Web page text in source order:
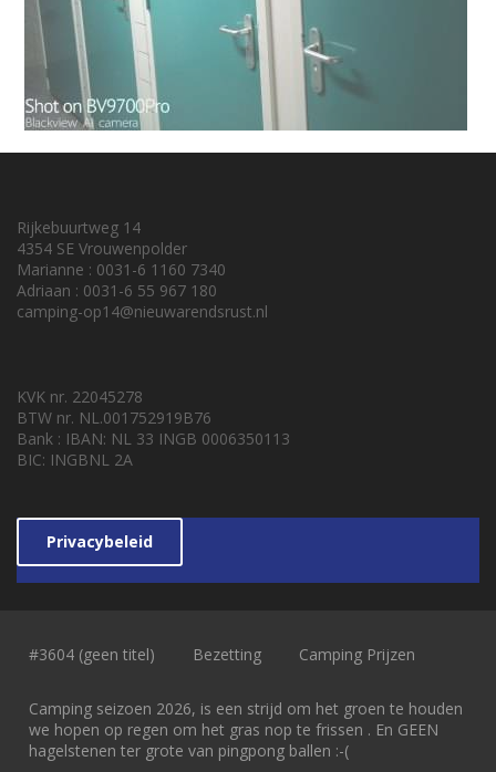
Rijkebuurtweg 14
4354 SE Vrouwenpolder
Marianne : 0031-6 1160 7340
Adriaan : 0031-6 55 967 180
camping-op14@nieuwarendsrust.nl
KVK nr. 22045278
BTW nr. NL.001752919B76
Bank : IBAN: NL 33 INGB 0006350113
BIC: INGBNL 2A
Privacybeleid
#3604 (geen titel) Bezetting Camping Prijzen
Camping seizoen 2026, is een strijd om het groen te houden
we hopen op regen om het gras nop te frissen . En GEEN
hagelstenen ter grote van pingpong ballen :-(